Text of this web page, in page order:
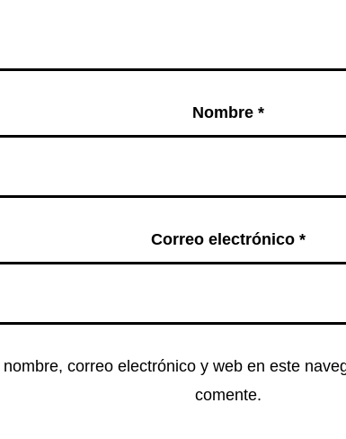
Nombre*
Correo electrónico*
correo electrónico y web en este
comente.